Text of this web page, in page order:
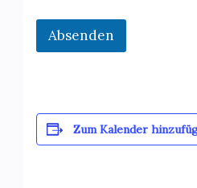
Absenden
Zum Kalender